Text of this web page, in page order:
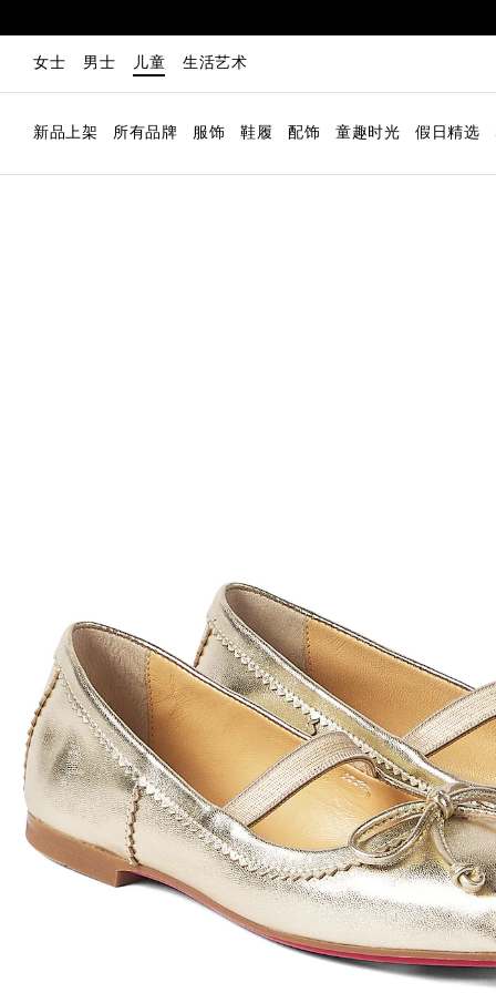
女士 男士 儿童 生活艺术
新品上架 所有品牌 服饰 鞋履 配饰 童趣时光 假日精选